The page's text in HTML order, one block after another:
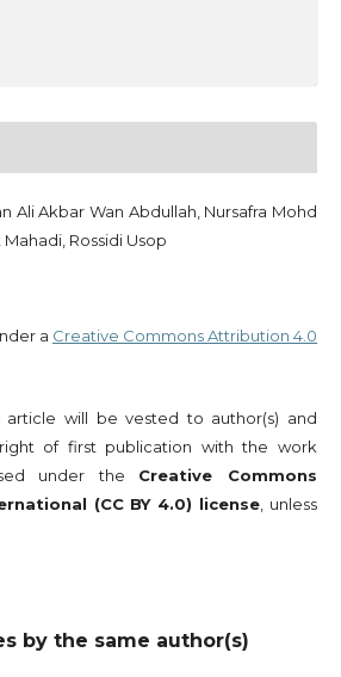
Ali Akbar Wan Abdullah, Nursafra Mohd
Rossidi Usop
a Creative Commons Attribution 4.0
will be vested to author(s) and
of first publication with the work
under the Creative Commons
(CC BY 4.0) license , unless
by the same author(s)